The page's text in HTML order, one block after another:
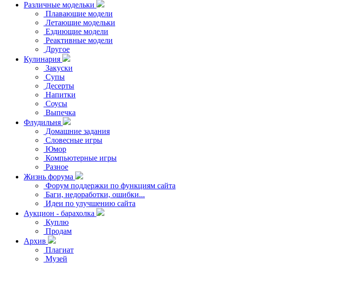
Различные модельки
Плавающие модели
Летающие модельки
Ездиющие модели
Реактивные модели
Другое
Кулинария
Закуски
Супы
Десерты
Напитки
Соусы
Выпечка
Флудильня
Домашние задания
Словесные игры
Юмор
Компьютерные игры
Разное
Жизнь форума
Форум поддержки по функциям сайта
Баги, недоработки, ошибки...
Идеи по улучшению сайта
Аукцион - барахолка
Куплю
Продам
Архив
Плагиат
Музей